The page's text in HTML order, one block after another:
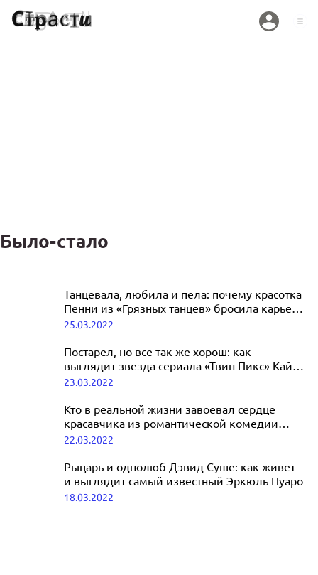
Было-стало
Со сцены — в психушку: как
сексуальность сломала жизнь
красавчика из «Обитаемого острова»
Танцевала, любила и пела: почему красотка
Пенни из «Грязных танцев» бросила карьеру
актрисы
25.03.2022
Постарел, но все так же хорош: как
выглядит звезда сериала «Твин Пикс» Кайл
МакЛоклен
23.03.2022
Кто в реальной жизни завоевал сердце
красавчика из романтической комедии
«Это все она»
22.03.2022
Рыцарь и однолюб Дэвид Суше: как живет
и выглядит самый известный Эркюль Пуаро
18.03.2022